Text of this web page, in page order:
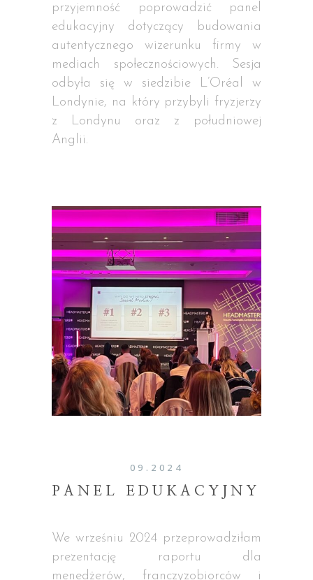
przyjemność poprowadzić panel
edukacyjny dotyczący budowania
autentycznego wizerunku firmy w
mediach społecznościowych. Sesja
odbyła się w siedzibie L’Oréal w
Londynie, na który przybyli fryzjerzy
z Londynu oraz z południowej
Anglii.
09.2024
PANEL EDUKACYJNY
We wrześniu 2024 przeprowadziłam
prezentację raportu dla
menedżerów, franczyzobiorców i